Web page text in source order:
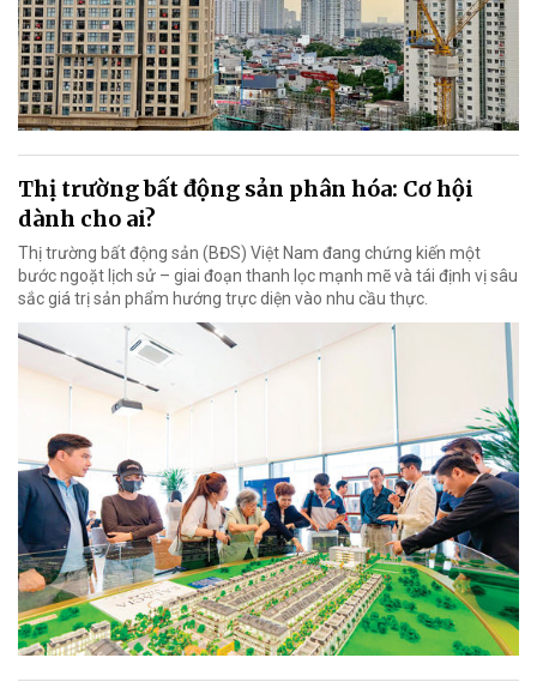
Thị trường bất động sản phân hóa: Cơ hội
dành cho ai?
Thị trường bất động sản (BĐS) Việt Nam đang chứng kiến một
bước ngoặt lịch sử – giai đoạn thanh lọc mạnh mẽ và tái định vị sâu
sắc giá trị sản phẩm hướng trực diện vào nhu cầu thực.